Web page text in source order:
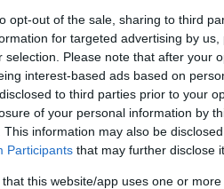
opt-out of the sale, sharing to third
for targeted advertising by
selection. Please note that after your
interest-based ads based on
to third parties prior to your
of your personal information by
This information may also be
Participants that may further disclose
that this website/app uses one or